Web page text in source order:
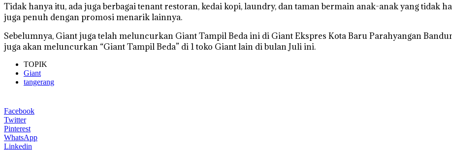
Tidak hanya itu, ada juga berbagai tenant restoran, kedai kopi, laundry, dan taman bermain anak-anak yang tidak
juga penuh dengan promosi menarik lainnya.
Sebelumnya, Giant juga telah meluncurkan Giant Tampil Beda ini di Giant Ekspres Kota Baru Parahyangan
juga akan meluncurkan “Giant Tampil Beda” di 1 toko Giant lain di bulan Juli ini.
TOPIK
Giant
tangerang
Facebook
Twitter
Pinterest
WhatsApp
Linkedin